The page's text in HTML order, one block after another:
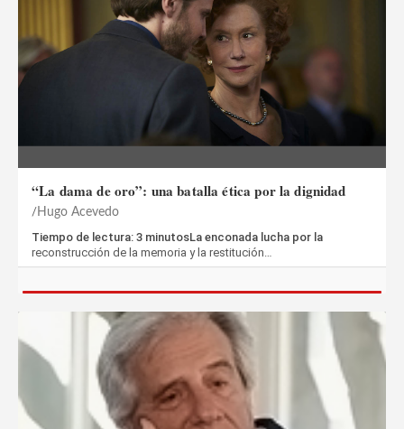
“La dama de oro”: una batalla ética por la dignidad
Hugo Acevedo
Tiempo de lectura: 3 minutosLa enconada lucha por la
reconstrucción de la memoria y la restitución…